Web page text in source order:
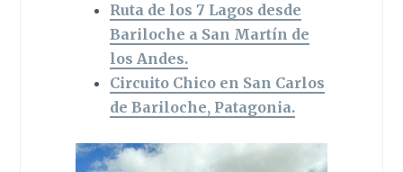
Ruta de los 7 Lagos desde
Bariloche a San Martín de
los Andes.
Circuito Chico en San Carlos
de Bariloche, Patagonia.